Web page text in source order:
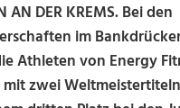
AN DER KREMS. Bei den
im
Athleten von Energy
mit zwei